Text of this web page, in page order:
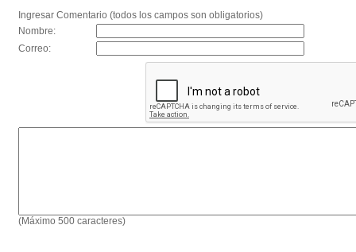
Ingresar Comentario (todos los campos son obligatorios)
Nombre:
Correo:
(Máximo 500 caracteres)